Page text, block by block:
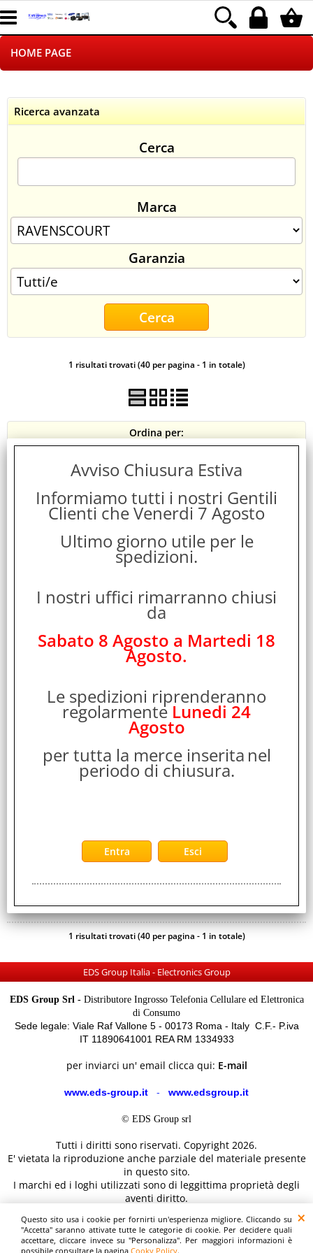
Questo sito usa i cookie per fornirti un'esperienza migliore. Cliccando su
"Accetta" saranno attivate tutte le categorie di cookie. Per decidere quali
accettare, cliccare invece su "Personalizza". Per maggiori informazioni è
possibile consultare la pagina Cooky Policy.
HOME PAGE
LOGISTICA
NEGOZI ON LINE
SINCRONIZZATI CON NOI
SPEDIZIONI
CONTATTI
Ricerca avanzata
Cerca
Marca
Garanzia
1 risultati trovati (40 per pagina - 1 in totale)
Ordina per:
RAVENSCOURT PS4 LET'S SING 2023
Marca:
Cod. Produttore:
1101015
LET S SING 2023 PS4.Diventa una superstar in Let's Sing!Sei
Non Disponibile
1 risultati trovati (40 per pagina - 1 in totale)
EDS Group Italia - Electronics Group
EDS Group Srl -Distributore Ingrosso Telefonia Cellulare ed Elettronica
di Consumo
Sede legale: Viale Raf Vallone 5 - 00173 Roma - Italy C.F.- P.iva
IT 11890641001 REA RM 1334933
per inviarci un' email clicca qui: E-mail
www.eds-group.it - www.edsgroup.it
© EDS Group srl
Tutti i diritti sono riservati. Copyright 2026.
E' vietata la riproduzione anche parziale del materiale presente
in questo sito.
I marchi ed i loghi utilizzati sono di leggittima proprietà degli
aventi diritto.
scopo illustrativo fanno fede i dettagli sul sito del costruttore.
Avviso Chiusura Estiva
Informiamo tutti i nostri Gentili
Clienti che Venerdi 7 Agosto
Ultimo giorno utile per le
spedizioni.
I nostri uffici rimarranno chiusi
da
Sabato 8 Agosto a Martedi 18
Agosto.
Le spedizioni riprenderanno
regolarmente Lunedi 24
Agosto
per tutta la merce inserita nel
periodo di chiusura.